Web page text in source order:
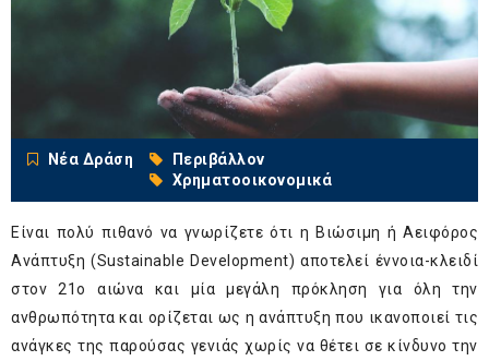
Νέα Δράση
Περιβάλλον
Χρηματοοικονομικά
Είναι πολύ πιθανό να γνωρίζετε ότι η Βιώσιμη ή Αειφόρος
Ανάπτυξη (Sustainable Development) αποτελεί έννοια-κλειδί
στον 21ο αιώνα και μία μεγάλη πρόκληση για όλη την
ανθρωπότητα και ορίζεται ως η ανάπτυξη που ικανοποιεί τις
ανάγκες της παρούσας γενιάς χωρίς να θέτει σε κίνδυνο την